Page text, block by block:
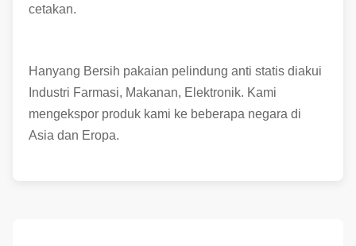
cetakan.
Hanyang Bersih pakaian pelindung anti statis diakui
Industri Farmasi, Makanan, Elektronik. Kami
mengekspor produk kami ke beberapa negara di
Asia dan Eropa.